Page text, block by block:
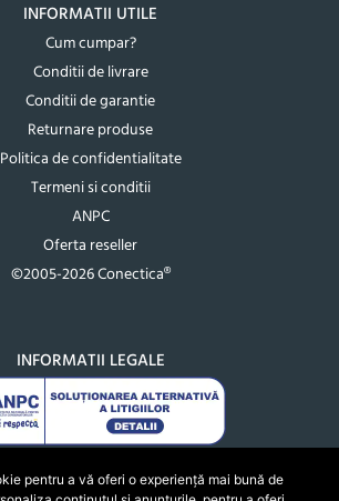
INFORMATII UTILE
Cum cumpar?
Conditii de livrare
Conditii de garantie
Returnare produse
Politica de confidentialitate
Termeni si conditii
ANPC
Oferta reseller
©2005-2026 Conectica®
INFORMATII LEGALE
pentru a vă oferi o experiență mai bună de